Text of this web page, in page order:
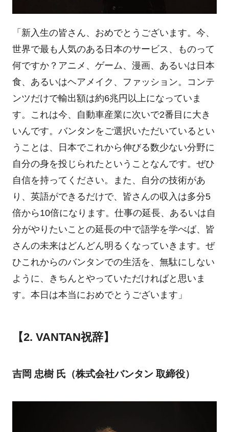
「新入生の皆さん、おめでとうございます。今、
世界で最も人気のある日本のサービス、ものって
何ですか？アニメ、ゲーム、漫画、あるいは日本
食、あるいはヘアメイク、ファッション。コンテ
ンツだけで輸出額は約6兆円以上になっていま
す。これは今、自動車産業に次いで2番目に大き
いんです。バンタンをご選択いただいているとい
うことは、日本でこれから伸びる数少ない分野に
自分の身を投じられたということなんです。ぜひ
自信を持ってください。また、自分の技術があ
り、英語ができるだけで、皆さんの収入は多分5
倍から10倍になります。仕事の延長、あるいは自
分がやりたいことの延長の中で語学を学べば、皆
さんの未来はどんどん明るくなっていきます。ぜ
ひこれからのバンタンでの生活を、無駄にしない
ように、きちんとやっていただければと思いま
す。本日は本当におめでとうございます」
【2. VANTAN祝辞】
吉岡 忠樹 氏（株式会社バンタン 取締役）